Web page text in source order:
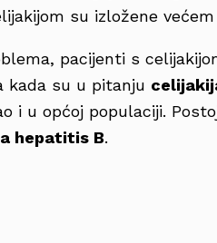
su izložene
pacijenti s
kada su u pitanju
i u općoj populaciji.
hepatitis B.